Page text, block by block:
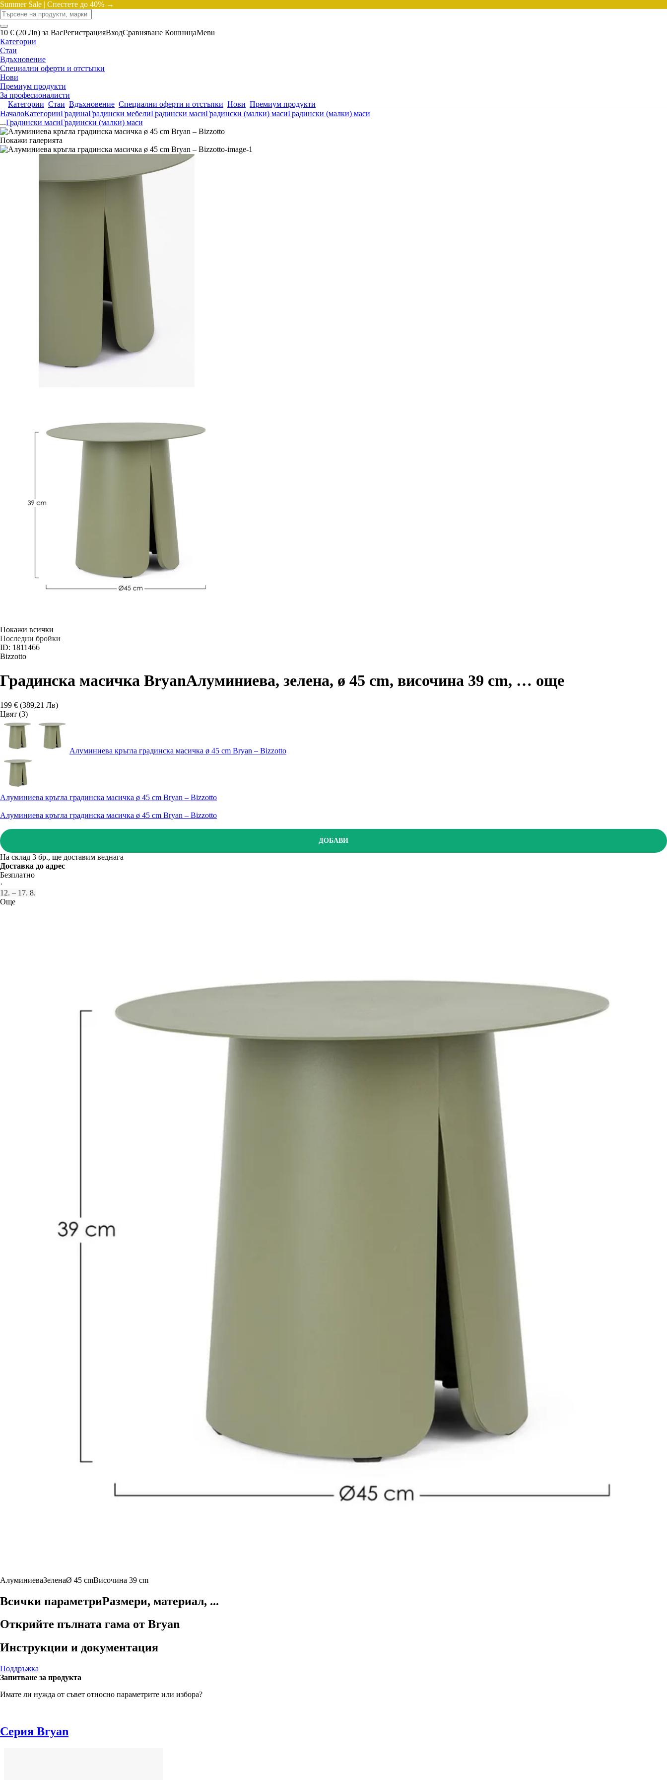
Summer Sale | Спестете до 40% →
10 € (20 Лв) за ВасРегистрацияВходСравняване КошницаMenu
Категории
Стаи
Вдъхновение
Специални оферти и отстъпки
Нови
Премиум продукти
За професионалисти
Категории Стаи Вдъхновение Специални оферти и отстъпки Нови Премиум продукти
НачалоКатегорииГрадинаГрадински мебелиГрадински масиГрадински (малки) масиГрадински (малки) маси
...Градински масиГрадински (малки) маси
Покажи галерията
Покажи всички
Последни бройки
ID: 1811466
Bizzotto
Градинска масичка BryanАлуминиева, зелена, ø 45 cm, височина 39 cm, … още
199 € (389,21 Лв)
Цвят (3)
Алуминиева кръгла градинска масичка ø 45 cm Bryan – Bizzotto
Алуминиева кръгла градинска масичка ø 45 cm Bryan – Bizzotto
Алуминиева кръгла градинска масичка ø 45 cm Bryan – Bizzotto
ДОБАВИ
На склад 3 бр., ще доставим веднага
Доставка до адрес
Безплатно
·
12. – 17. 8.
Още
АлуминиеваЗеленаØ 45 cmВисочина 39 cm
Всички параметриРазмери, материал, ...
Открийте пълната гама от Bryan
Инструкции и документация
Поддръжка
Запитване за продукта
Имате ли нужда от съвет относно параметрите или избора?
Серия Bryan